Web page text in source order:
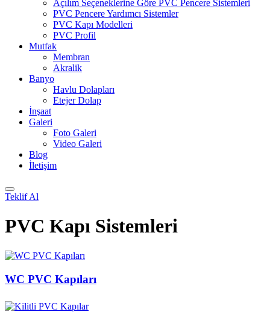
Açılım Seçeneklerine Göre PVC Pencere Sistemleri
PVC Pencere Yardımcı Sistemler
PVC Kapı Modelleri
PVC Profil
Mutfak
Membran
Akralik
Banyo
Havlu Dolapları
Etejer Dolap
İnşaat
Galeri
Foto Galeri
Video Galeri
Blog
İletişim
Teklif Al
PVC Kapı Sistemleri
WC PVC Kapıları